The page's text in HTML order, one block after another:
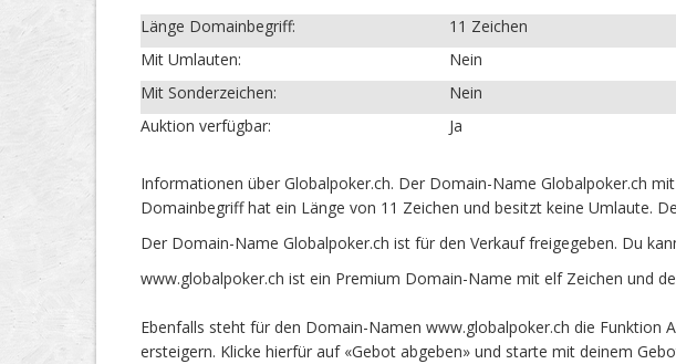
Länge Domainbegriff:
11 Zeichen
Mit Umlauten:
Nein
Mit Sonderzeichen:
Nein
Auktion verfügbar:
Ja
Informationen über Globalpoker.ch. Der Domain-Name Globalpoker.ch
Domainbegriff hat ein Länge von 11 Zeichen und besitzt keine Umlaute.
Der Domain-Name Globalpoker.ch ist für den Verkauf freigegeben. Du
www.globalpoker.ch ist ein Premium Domain-Name mit elf Zeichen und
Ebenfalls steht für den Domain-Namen www.globalpoker.ch die Funktion
ersteigern. Klicke hierfür auf «Gebot abgeben» und starte mit deinem